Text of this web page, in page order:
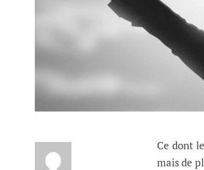
Ce dont
mais de